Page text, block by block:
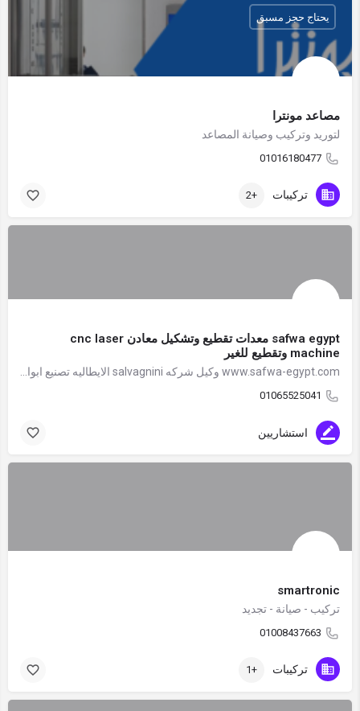
مصاعد مونترا
لتوريد وتركيب وصيانة المصاعد
01016180477
يحتاج حجز مسبق
تركيبات +2
safwa egypt معدات تقطيع وتشكيل معادن cnc laser
machine وتقطيع للغير
01065525041
استشاريين
smartronic
تركيب - صيانة - تجديد
01008437663
تركيبات +1